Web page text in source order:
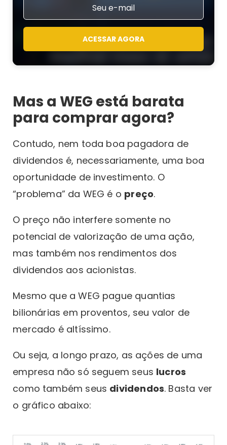
ACESSAR AGORA
Mas a WEG está barata
para comprar agora?
Contudo, nem toda boa pagadora de
dividendos é, necessariamente, uma boa
oportunidade de investimento. O
“problema” da WEG é o preço.
O preço não interfere somente no
potencial de valorização de uma ação,
mas também nos rendimentos dos
dividendos aos acionistas.
Mesmo que a WEG pague quantias
bilionárias em proventos, seu valor de
mercado é altíssimo.
Ou seja, a longo prazo, as ações de uma
empresa não só seguem seus lucros
como também seus dividendos. Basta ver
o gráfico abaixo: